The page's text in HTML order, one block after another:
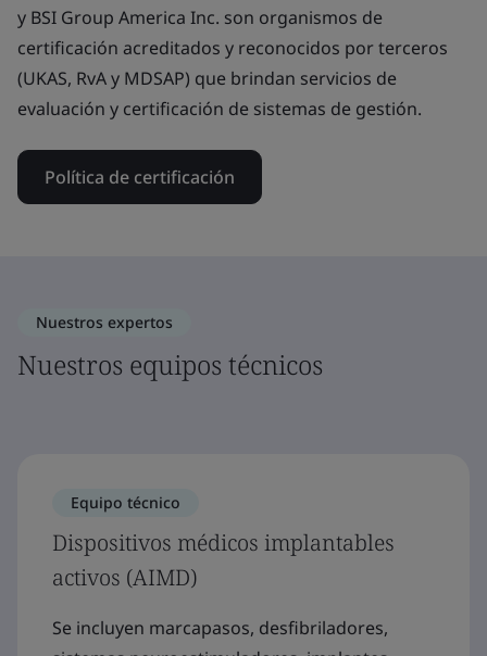
y BSI Group America Inc. son organismos de
certificación acreditados y reconocidos por terceros
(UKAS, RvA y MDSAP) que brindan servicios de
evaluación y certificación de sistemas de gestión.
Política de certificación
Nuestros expertos
Nuestros equipos técnicos
Equipo técnico
Dispositivos médicos implantables
activos (AIMD)
Se incluyen marcapasos, desfibriladores,